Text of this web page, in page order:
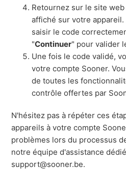
Retournez sur le site
affiché sur votre
saisir le code
"Continuer" pour valider
Une fois le code validé,
votre compte Sooner.
de toutes les
contrôle offertes par
N'hésitez pas à répéter ces
appareils à votre compte
problèmes lors du processus
notre équipe d'assistance
support@sooner.be.